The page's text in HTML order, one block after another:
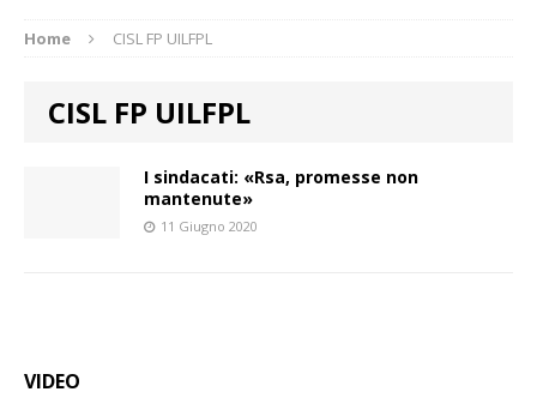
Home CISL FP UILFPL
CISL FP UILFPL
I sindacati: «Rsa, promesse non
mantenute»
11 Giugno 2020
VIDEO